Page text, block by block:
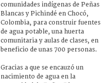
comunidades indígenas de Peñas
Blancas y Pichindé en Chocó,
Colombia, para construir fuentes
de agua potable, una huerta
comunitaria y aulas de clases, en
beneficio de unas 700 personas.
Gracias a que se encauzó un
nacimiento de agua en la